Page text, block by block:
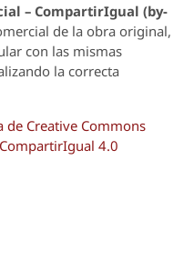
– CompartirIgual (by-
de la obra original,
con las mismas
la correcta
de Creative Commons
4.0